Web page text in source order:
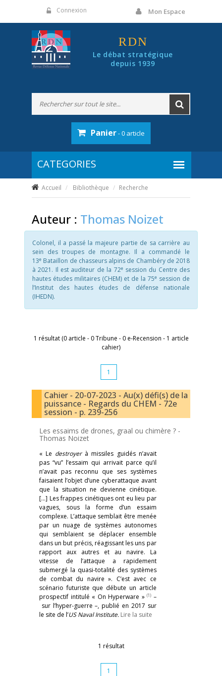
Connexion Mon Espace
RDN
Le débat stratégique
depuis 1939
Panier- 0 article
Accueil Bibliothèque Recherche
Auteur : Thomas Noizet
Colonel, il a passé la majeure partie de sa carrière au
sein des troupes de montagne. Il a commandé le
13e Bataillon de chasseurs alpins de Chambéry de 2018
à 2021. Il est auditeur de la 72e session du Centre des
hautes études militaires (CHEM) et de la 75e session de
l’Institut des hautes études de défense nationale
(IHEDN).
1 résultat (0 article - 0 Tribune - 0 e-Recension - 1 article
cahier)
1
Cahier - 20-07-2023 - Au(x) défi(s) de la
puissance - Regards du CHEM - 72e
session - p. 239-256
Les essaims de drones, graal ou chimère ? -
Thomas Noizet
« Le destroyerà missiles guidés n’avait
pas “vu” l’essaim qui arrivait parce qu’il
n’avait pas reconnu que ses systèmes
faisaient l’objet d’une cyberattaque avant
que la situation ne devienne cinétique.
[…] Les frappes cinétiques ont eu lieu par
vagues, sous la forme d’un essaim
complexe. L’attaque semblait être menée
par un nuage de systèmes autonomes
qui semblaient se déplacer ensemble
dans un but précis, réagissant les uns par
rapport aux autres et au navire. La
vitesse de l’attaque a rapidement
submergé la quasi-totalité des systèmes
de combat du navire ». C’est avec ce
scénario futuriste que débute un article
prospectif intitulé « On Hyperware »(1) –
sur l’hyper-guerre –, publié en 2017 sur
le site de l’US Naval Institute. Lire la suite
1 résultat
1